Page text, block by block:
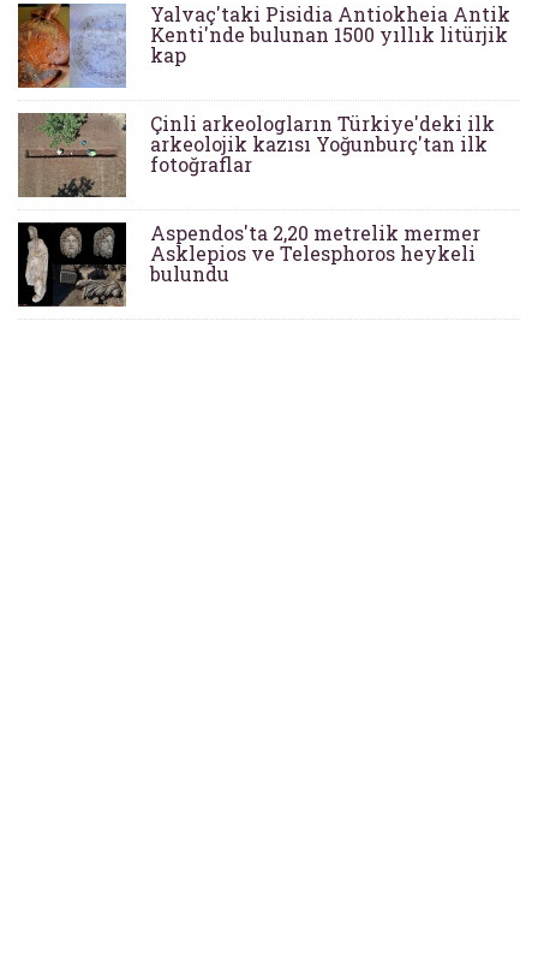
Yalvaç'taki Pisidia Antiokheia Antik
Kenti'nde bulunan 1500 yıllık litürjik
kap
Çinli arkeologların Türkiye'deki ilk
arkeolojik kazısı Yoğunburç'tan ilk
fotoğraflar
Aspendos'ta 2,20 metrelik mermer
Asklepios ve Telesphoros heykeli
bulundu